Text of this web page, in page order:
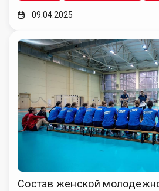
09.04.2025
Состав женской